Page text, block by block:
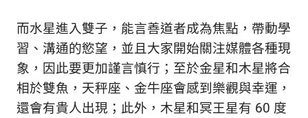
的
生
活
雜
誌。
最
精
采
豐
富
而水星進入雙子，能言善道者成為焦點，帶動學
習、溝通的慾望，並且大家開始關注媒體各種現
象，因此要更加謹言慎行；至於金星和木星將合
相於雙魚，天秤座、金牛座會感到樂觀與幸運，
還會有貴人出現；此外，木星和冥王星有 60 度